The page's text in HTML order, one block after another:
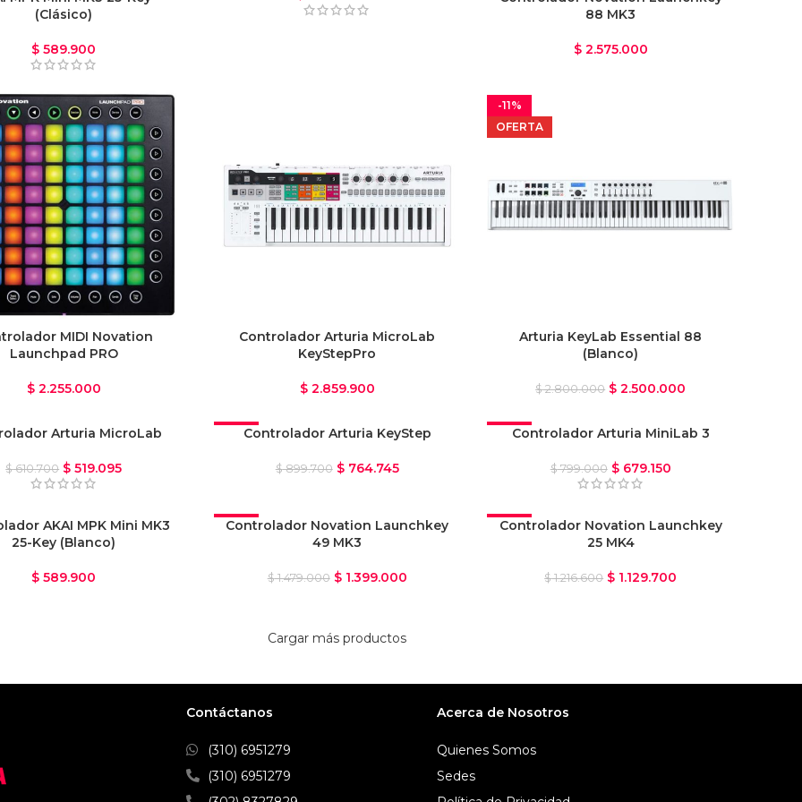
(Clásico)
$ 589.900
88 MK3
$2.575.000
MIDI Novation
Launchpad PRO
$2.255.000
Controlador Arturia MicroLab
KeyStepPro
$2.859.900
-11%
OFERTA
Arturia KeyLab Essential 88
(Blanco)
$2.800.000 $ 2.500.000
Arturia MicroLab
$610.700 $ 519.095
-15%Controlador Arturia KeyStep
$899.700 $764.745
-15%Controlador Arturia MiniLab 3
$799.000 $679.150
AKAI MPK Mini MK3
25-Key (Blanco)
$ 589.900
-5%
Controlador Novation Launchkey
49 MK3
$1.479.000 $1.399.000
-7%
Controlador Novation Launchkey
25 MK4
$1.216.600 $ 1.129.700
Cargar más productos
Contáctanos
(310) 6951279
(310) 6951279
Acerca de Nosotros
Quienes Somos
Sedes